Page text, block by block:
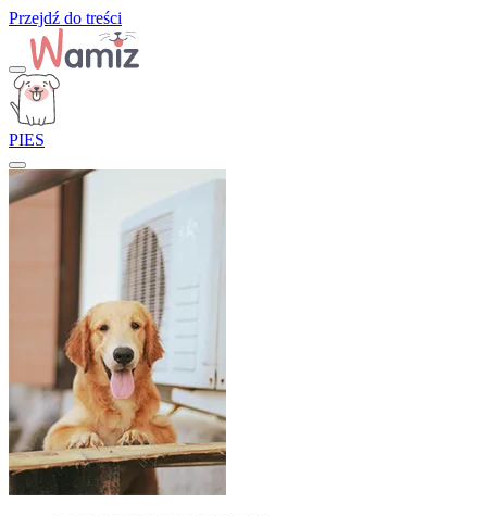
Przejdź do treści
PIES